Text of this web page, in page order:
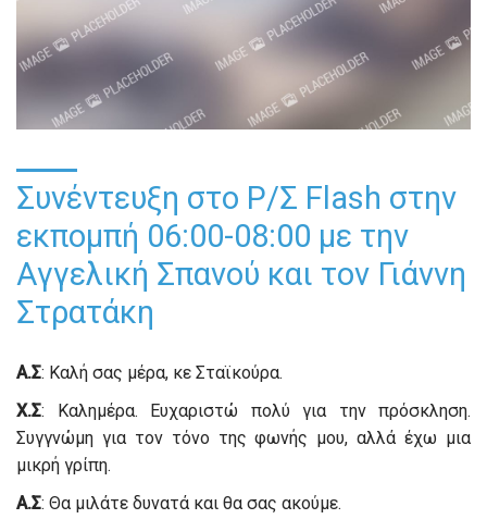
Συνέντευξη στο Ρ/Σ Flash στην
εκπομπή 06:00-08:00 με την
Αγγελική Σπανού και τον Γιάννη
Στρατάκη
Α.Σ: Καλή σας μέρα, κε Σταϊκούρα.
Χ.Σ: Καλημέρα. Ευχαριστώ πολύ για την πρόσκληση.
Συγγνώμη για τον τόνο της φωνής μου, αλλά έχω μια
μικρή γρίπη.
Α.Σ: Θα μιλάτε δυνατά και θα σας ακούμε.